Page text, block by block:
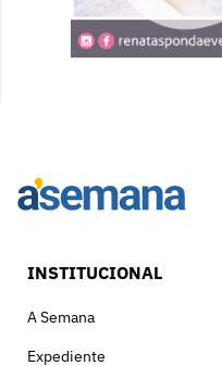
INSTITUCIONAL
A Semana
Expediente